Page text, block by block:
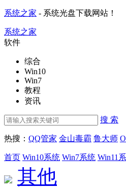
系统之家 - 系统光盘下载网站！
系统之家
软件
综合
Win10
Win7
教程
资讯
搜 索
热搜： QQ管家 金山毒霸 鲁大师
首页 Win10系统 Win7系统 Win11
其他